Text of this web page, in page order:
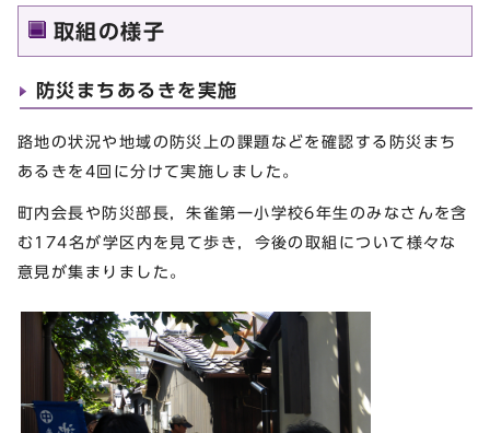
取組の様子
防災まちあるきを実施
路地の状況や地域の防災上の課題などを確認する防災まち
あるきを4回に分けて実施しました。
町内会長や防災部長，朱雀第一小学校6年生のみなさんを含
む174名が学区内を見て歩き，今後の取組について様々な
意見が集まりました。